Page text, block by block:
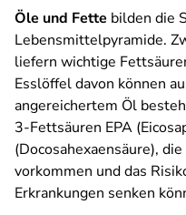
Öle und Fette bilden die
Lebensmittelpyramide.
liefern wichtige
Esslöffel davon können
angereichertem Öl
3-Fettsäuren EPA
(Docosahexaensäure),
vorkommen und das
Erkrankungen senken